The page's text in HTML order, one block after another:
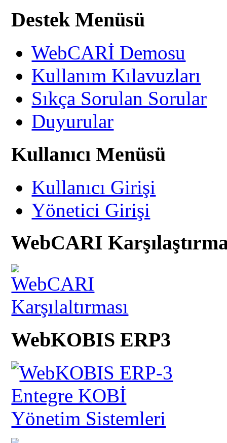
Destek Menüsü
WebCARİ Demosu
Kullanım Kılavuzları
Sıkça Sorulan Sorular
Duyurular
Kullanıcı Menüsü
Kullanıcı Girişi
Yönetici Girişi
WebCARI
WebKOBIS ERP3